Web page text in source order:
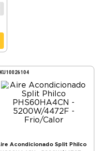
10026104
Acondicionado Split Philco